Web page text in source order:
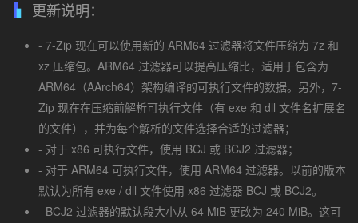
更新说明：
- 7-Zip 现在可以使用新的 ARM64 过滤器将文件压缩为 7z 和
xz 压缩包。ARM64 过滤器可以提高压缩比，适用于包含为
ARM64（AArch64）架构编译的可执行文件的数据。另外，7-
Zip 现在在压缩前解析可执行文件（有 exe 和 dll 文件名扩展名
的文件），并为每个解析的文件选择合适的过滤器；
- 对于 x86 可执行文件，使用 BCJ 或 BCJ2 过滤器；
- 对于 ARM64 可执行文件，使用 ARM64 过滤器。以前的版本
默认为所有 exe / dll 文件使用 x86 过滤器 BCJ 或 BCJ2。
- BCJ2 过滤器的默认段大小从 64 MiB 更改为 240 MiB。这可